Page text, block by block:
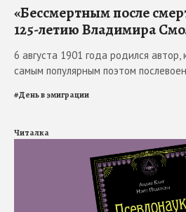
«Бессмертным после
125-летию Владимира
6 августа 1901 года родился автор,
самым популярным поэтом
#День в эмиграции
Читалка